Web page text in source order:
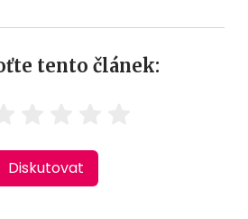
tento článek:
Diskutovat